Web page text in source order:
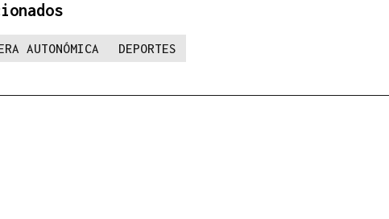
AUTONÓMICA DEPORTES